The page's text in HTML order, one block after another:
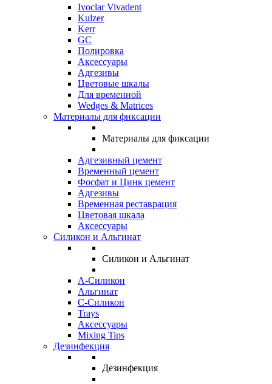
Ivoclar Vivadent
Kulzer
Kerr
GC
Полировка
Аксессуары
Адгезивы
Цветовые шкалы
Для временной
Wedges & Matrices
Материалы для фиксации
Материалы для фиксации
Адгезивный цемент
Временный цемент
Фосфат и Цинк цемент
Адгезивы
Временная реставрация
Цветовая шкала
Аксессуары
Силикон и Альгинат
Силикон и Альгинат
A-Силикон
Альгинат
C-Силикон
Trays
Аксессуары
Mixing Tips
Дезинфекция
Дезинфекция